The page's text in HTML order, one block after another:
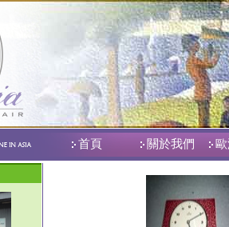
首頁 關於我們